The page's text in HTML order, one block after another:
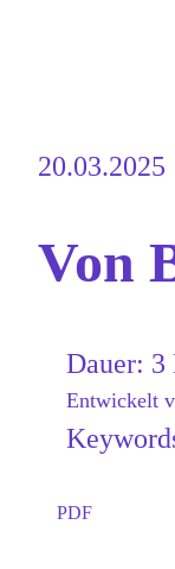
20.03.2025
Von
Dauer: 3
Entwickelt
PDF